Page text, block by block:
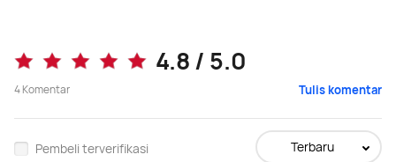
4.8 / 5.0
4Komentar Tulis komentar
Pembeli terverifikasi Terbaru